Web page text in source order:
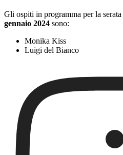
Gli ospiti in programma per la serata
gennaio 2024 sono:
Monika Kiss
Luigi del Bianco